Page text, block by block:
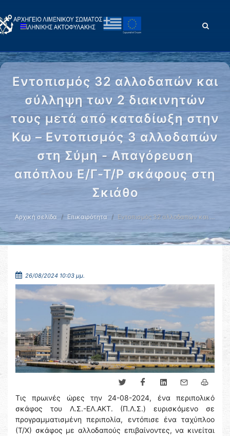
Εντοπισμός 32 αλλοδαπών και
σύλληψη των 2 διακινητών
τους μετά από καταδίωξη στην
Κω – Εντοπισμός 3 αλλοδαπών
στη Σύμη - Απαγόρευση
απόπλου Ε/Γ-Τ/Ρ σκάφους στη
Σκιάθο
Αρχική σελίδα Επικαιρότητα Εντοπισμός 32 αλλοδαπών και …
26/08/2024 10:03 μμ.
Τις πρωινές ώρες την 24-08-2024, ένα περιπολικό
σκάφος του Λ.Σ.-ΕΛ.ΑΚΤ. (Π.Λ.Σ.) ευρισκόμενο σε
προγραμματισμένη περιπολία, εντόπισε ένα ταχύπλοο
(Τ/Χ) σκάφος με αλλοδαπούς επιβαίνοντες, να κινείται